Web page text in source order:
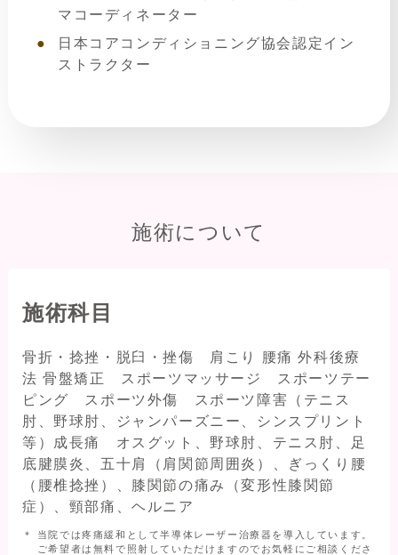
マコーディネーター
日本コアコンディショニング協会認定イン
ストラクター
施術について
施術科目
骨折・捻挫・脱臼・挫傷 肩こり 腰痛 外科後療
法 骨盤矯正 スポーツマッサージ スポーツテー
ピング スポーツ外傷 スポーツ障害（テニス
肘、野球肘、ジャンパーズニー、シンスプリント
等）成長痛 オスグット、野球肘、テニス肘、足
底腱膜炎、五十肩（肩関節周囲炎）、ぎっくり腰
（腰椎捻挫）、膝関節の痛み（変形性膝関節
症）、頸部痛、ヘルニア
当院では疼痛緩和として半導体レーザー治療器を導入しています。
ご希望者は無料で照射していただけますのでお気軽にご相談くださ